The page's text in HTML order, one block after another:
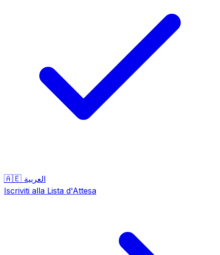
🇦🇪 العربية
Iscriviti alla Lista d'Attesa